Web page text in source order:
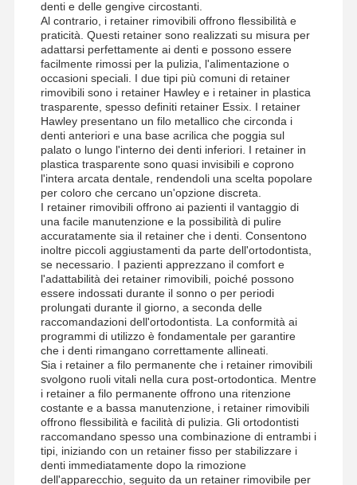
Controllo Di
Qualità
Contattaci Notizie Tutti I Casi
Ora
Chiacchieri
Dentiere in ceramica
Finitura Emax
Impianto dentario Antivari
Porcellane fuse al metallo
Ponte di zirconia
Apparecchi ortodontici rimovibili
protesi parziali flessibili
Protesi parziali in metallo
denti e delle gengive circostanti.
Al contrario, i retainer rimovibili offrono flessibilità e
praticità. Questi retainer sono realizzati su misura per
adattarsi perfettamente ai denti e possono essere
facilmente rimossi per la pulizia, l'alimentazione o
occasioni speciali. I due tipi più comuni di retainer
rimovibili sono i retainer Hawley e i retainer in plastica
trasparente, spesso definiti retainer Essix. I retainer
Hawley presentano un filo metallico che circonda i
denti anteriori e una base acrilica che poggia sul
palato o lungo l'interno dei denti inferiori. I retainer in
plastica trasparente sono quasi invisibili e coprono
l'intera arcata dentale, rendendoli una scelta popolare
per coloro che cercano un'opzione discreta.
I retainer rimovibili offrono ai pazienti il vantaggio di
una facile manutenzione e la possibilità di pulire
accuratamente sia il retainer che i denti. Consentono
inoltre piccoli aggiustamenti da parte dell'ortodontista,
se necessario. I pazienti apprezzano il comfort e
l'adattabilità dei retainer rimovibili, poiché possono
essere indossati durante il sonno o per periodi
prolungati durante il giorno, a seconda delle
raccomandazioni dell'ortodontista. La conformità ai
programmi di utilizzo è fondamentale per garantire
che i denti rimangano correttamente allineati.
Sia i retainer a filo permanente che i retainer rimovibili
svolgono ruoli vitali nella cura post-ortodontica. Mentre
i retainer a filo permanente offrono una ritenzione
costante e a bassa manutenzione, i retainer rimovibili
offrono flessibilità e facilità di pulizia. Gli ortodontisti
raccomandano spesso una combinazione di entrambi i
tipi, iniziando con un retainer fisso per stabilizzare i
denti immediatamente dopo la rimozione
dell'apparecchio, seguito da un retainer rimovibile per